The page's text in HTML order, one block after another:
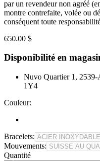
par un revendeur non agréé
montre contrefaite, volée ou
conséquent toute
650.00 $
Disponibilité en
Nuvo Quartier 1,
1Y4
Couleur:
Bracelets:
Mouvements:
Quantité